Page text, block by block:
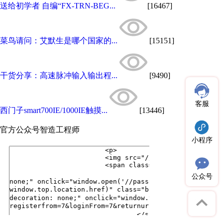
送给初学者 自编“FX-TRN-BEG... [16467]
菜鸟请问：艾默生是哪个国家的... [15151]
干货分享：高速脉冲输入输出程... [9490]
西门子smart700IE/1000IE触摸... [13446]
官方公众号智造工程师
客服
小程序
公众号